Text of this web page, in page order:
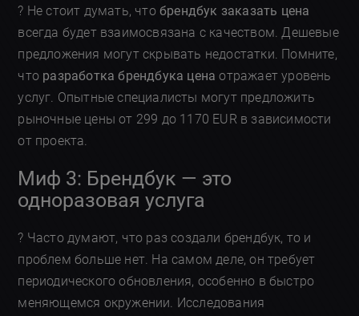
? Не стоит думать, чтобрендбук заказать цена
всегда будет взаимосвязана с качеством. Дешевые
предложения могут скрывать недостатки. Помните,
что разработка брендбука цена отражает уровень
услуг. Опытные специалисты могут предложить
рыночные цены от 299 до 1170 EUR в зависимости
от проекта.
Миф 3: Брендбук — это
одноразовая услуга
? Часто думают, что раз создали брендбук, то и
проблем больше нет. На самом деле, он требует
периодического обновления, особенно в быстро
меняющемся окружении. Исследования